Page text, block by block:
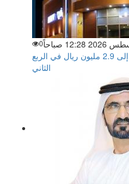
0
أرباح «هرفي للأغذية» تقفز 229.3% إلى 2.9 مليون ريال في الربع
الثاني